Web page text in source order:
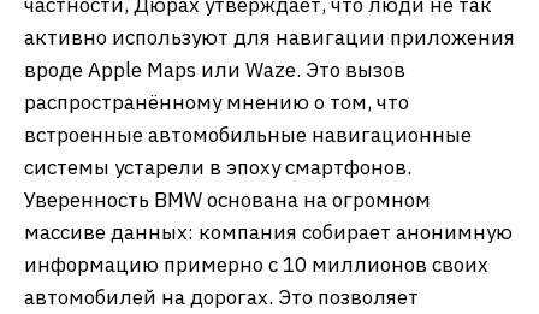
активно используют для навигации приложения
вроде Apple Maps или Waze. Это вызов
распространённому мнению о том, что
встроенные автомобильные навигационные
системы устарели в эпоху смартфонов.
Уверенность BMW основана на огромном
массиве данных: компания собирает анонимную
информацию примерно с 10 миллионов своих
автомобилей на дорогах. Это позволяет